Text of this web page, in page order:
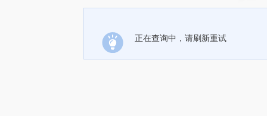
正在查询中，请刷新重试